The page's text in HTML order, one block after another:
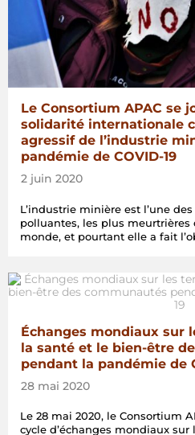
Le Consortium APAC se
solidarité internationale
agressif de l’industrie
pandémie de COVID-19
2 juin 2020
L’industrie minière est l’une
polluantes, les plus meurtrières
monde, et pourtant elle a fait
Échanges mondiaux sur
la santé et le bien-être
pendant la pandémie de
28 mai 2020
Le 28 mai 2020, le Consortium
cycle d’échanges mondiaux